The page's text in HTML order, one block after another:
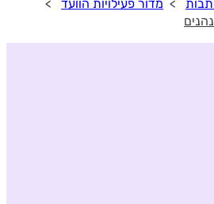
מדור פעילויות הוועד